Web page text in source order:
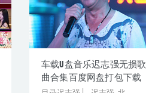
车载U盘音乐迟志强无损歌
曲合集百度网盘打包下载